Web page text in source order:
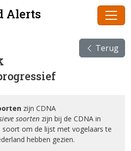
Alerts
Terug
zijn CDNA
soorten zijn bij de CDNA in
soort om de lijst met vogelaars te
hebben gezien.